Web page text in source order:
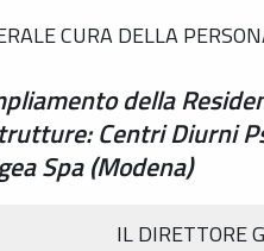
CURA DELLA
della
Centri Diurni
Spa (Modena)
IL DIRETTORE